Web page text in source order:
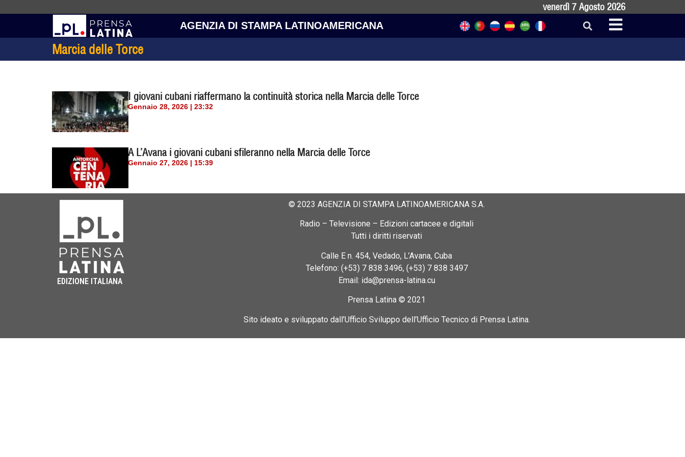
venerdì 7 Agosto 2026
AGENZIA DI STAMPA LATINOAMERICANA
Marcia delle Torce
I giovani cubani riaffermano la continuità storica nella Marcia delle Torce
Gennaio 28, 2026 | 23:32
A L’Avana i giovani cubani sfileranno nella Marcia delle Torce
Gennaio 27, 2026 | 15:39
EDIZIONE ITALIANA
© 2023 AGENZIA DI STAMPA LATINOAMERICANA S.A.
Radio – Televisione – Edizioni cartacee e digitali
Tutti i diritti riservati
Calle E n. 454, Vedado, L’Avana, Cuba
Telefono: (+53) 7 838 3496, (+53) 7 838 3497
Email: ida@prensa-latina.cu
Prensa Latina © 2021
Sito ideato e sviluppato dall’Ufficio Sviluppo dell’Ufficio Tecnico di Prensa Latina.